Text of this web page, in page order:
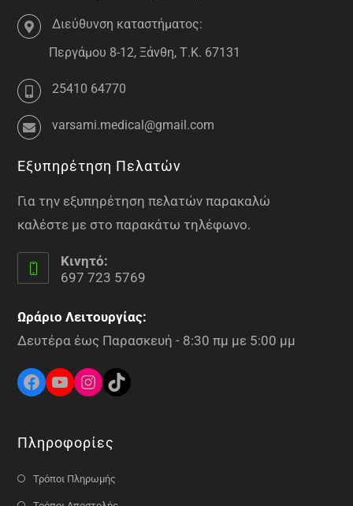
Διεύθυνση καταστήματος:
Περγάμου 8-12, Ξάνθη, Τ.Κ. 67131
25410 64770
varsami.medical@gmail.com
Εξυπηρέτηση Πελατών
Για την εξυπηρέτηση πελατών παρακαλώ
καλέστε με στο παρακάτω τηλέφωνο.
Κινητό:
697 723 5769
Ωράριο Λειτουργίας:
Δευτέρα έως Παρασκευή - 8:30 πμ με 5:00 μμ
Πληροφορίες
Τρόποι Πληρωμής